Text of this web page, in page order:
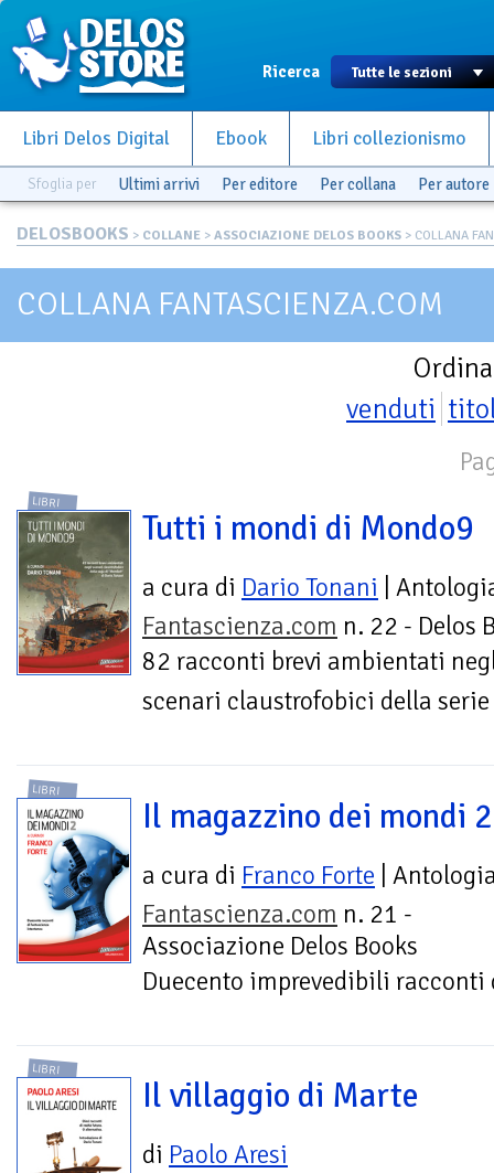
Ricerca
Libri Delos Digital Ebook Libri collezionismo
Sfoglia per Ultimi arrivi Per editore Per collana Per autore
DELOSBOOKS > COLLANE > ASSOCIAZIONE DELOS BOOKS > COLLANA
COLLANA FANTASCIENZA.COM
venduti
LIBRI
Tutti i mondi di Mondo9
a cura di Dario Tonani |
Fantascienza.com n. 22 - Delos
82 racconti brevi ambientati
scenari claustrofobici della
LIBRI
Il magazzino dei mondi 2
a cura di Franco Forte |
Fantascienza.com n. 21 -
Associazione Delos Books
Duecento imprevedibili
LIBRI
Il villaggio di Marte
di Paolo Aresi